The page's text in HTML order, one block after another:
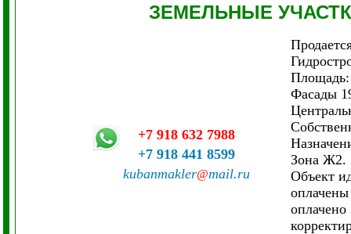
ЗЕМЕЛЬНЫЕ
+7 918 632 7988
+7 918 441 8599
kubanmakler@mail.ru
Площадь:
Фасады
Зона Ж2.
Объект